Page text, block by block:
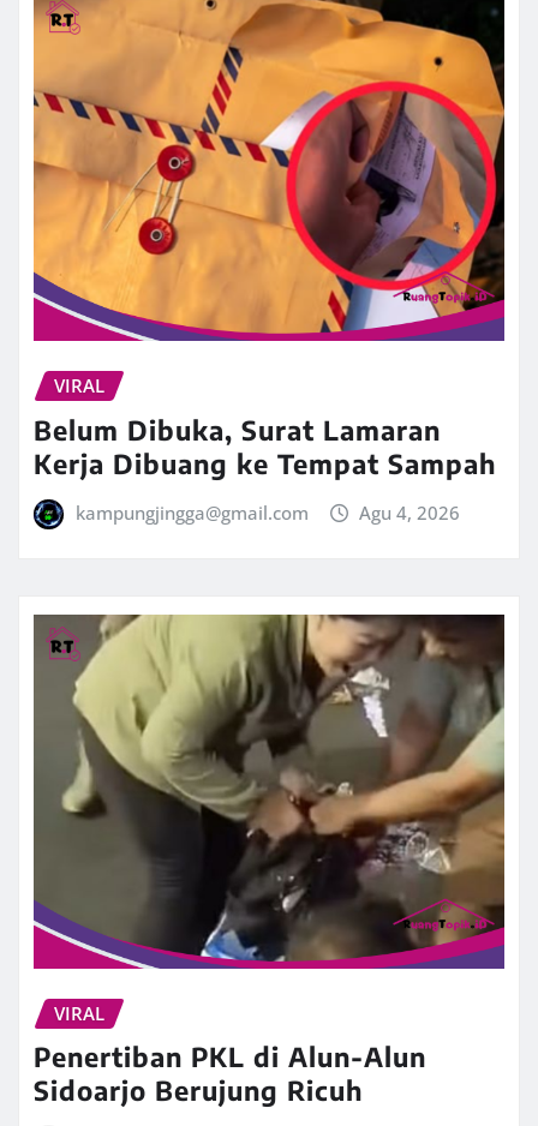
VIRAL
Belum Dibuka, Surat Lamaran
Kerja Dibuang ke Tempat Sampah
kampungjingga@gmail.com Agu 4, 2026
VIRAL
Penertiban PKL di Alun-Alun
Sidoarjo Berujung Ricuh